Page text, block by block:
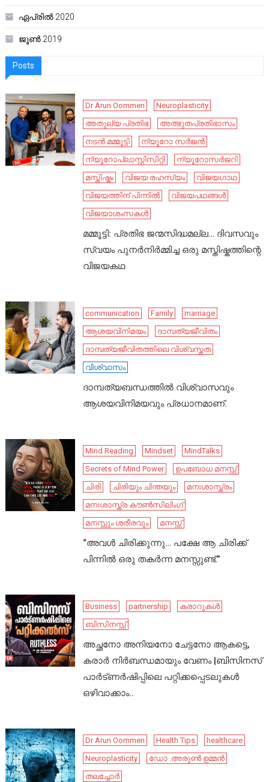
ഏപ്രിൽ 2020
ജൂൺ 2019
Posts
Dr Arun Oommen
Neuroplasticity
അതുല്യ പ്രതിഭ
അത്ഭുതപ്രതിഭാസം
നടൻ മമ്മൂട്ടി
ന്യൂറോ സർജൻ
ന്യൂറോപ്ലാസ്റ്റിസിറ്റി
ന്യൂറോസർജറി
മസ്തിഷ്കം
വിജയ രഹസ്യം
വിജയഗാഥ
വിജയത്തിന് പിന്നിൽ
വിജയപഥങ്ങൾ
വിജയാശംസകൾ
മമ്മൂട്ടി: പ്രതിഭ ജന്മസിദ്ധമല്ല… ദിവസവും
സ്വയം പുനർനിർമ്മിച്ച ഒരു മസ്തിഷ്കത്തിന്റെ
വിജയകഥ
communication Family
marriage
ആശയവിനിമയം
ദാമ്പത്യജീവിതം
ദാമ്പത്യജീവിതത്തിലെ വിശ്വസ്തത
വിശ്വാസം
ദാമ്പത്യബന്ധത്തിൽ വിശ്വാസവും
ആശയവിനിമയവും പ്രധാനമാണ്.
Mind Reading Mindset
MindTalks
Secrets of Mind Power
ഉപബോധ മനസ്സ്
ചിരി
ചിരിയും ചിന്തയും
മനഃശാസ്ത്രം
മനഃശാസ്ത്ര കൗൺസിലിംഗ്
മനസ്സും ശരീരവും
മനസ്സ്
“അവൾ ചിരിക്കുന്നു… പക്ഷേ ആ ചിരിക്ക്
പിന്നിൽ ഒരു തകർന്ന മനസ്സുണ്ട്.”
Business partnership
കരാറുകൾ
ബിസിനസ്സ്
അച്ഛനോ അനിയനോ ചേട്ടനോ ആകട്ടെ,
കരാർ നിർബന്ധമായും വേണം |ബിസിനസ്
പാർട്ണർഷിപ്പിലെ പറ്റിക്കപ്പെടലുകൾ
ഒഴിവാക്കാം..
Dr Arun Oommen Health Tips
healthcare
Neuroplasticity
ഡോ .അരുൺ ഉമ്മൻ
തലച്ചോർ